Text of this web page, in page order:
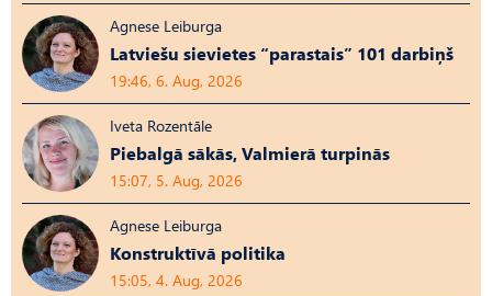
Agnese Leiburga
Latviešu sievietes “parastais” 101 darbiņš
19:46, 6. Aug, 2026
Iveta Rozentāle
Piebalgā sākās, Valmierā turpinās
15:07, 5. Aug, 2026
Agnese Leiburga
Konstruktīvā politika
15:05, 4. Aug, 2026